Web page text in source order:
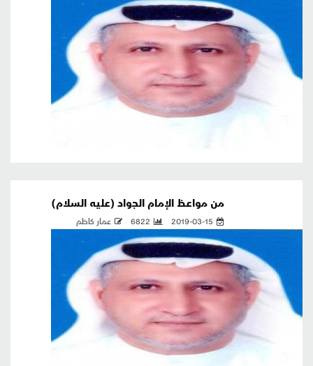
من مواعظ الإمام الجواد (عليه السلام)
2019-03-15
6822 عمار كاظم